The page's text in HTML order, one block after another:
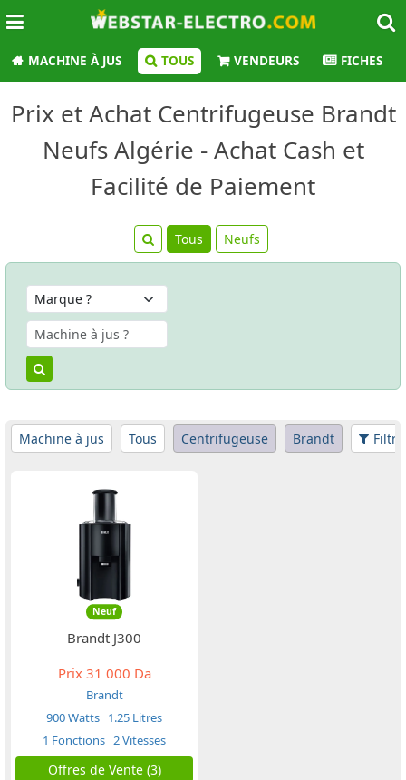
MACHINE À JUS TOUS VENDEURS FICHES
Prix et Achat Centrifugeuse Brandt
Neufs Algérie - Achat Cash et
Facilité de Paiement
Tous Neufs
Machine à jus Tous Centrifugeuse Brandt
Neuf
Brandt J300
Prix31 000 Da
Brandt
900 Watts 1.25 Litres
1 Fonctions 2 Vitesses
Offres de Vente (3)